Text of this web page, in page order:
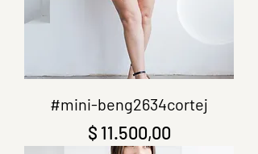
#mini-beng2634cortej
Precio
$ 11.500,00